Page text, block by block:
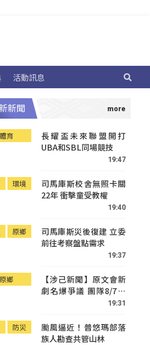
活動訊息
新聞
體育
長耀盃未來聯盟開打
UBA和SBL同場競技
19:47
環境
司馬庫斯校舍無照卡關
22年 衝擊童受教權
19:40
原鄉
司馬庫斯災後復建 立委
前往考察盤點需求
19:37
原鄉
【涉己新聞】原文會新
劇名爆爭議 團隊8/7赴
19:31
防災
颱風逼近！普悠瑪部落
族人勘查共管山林